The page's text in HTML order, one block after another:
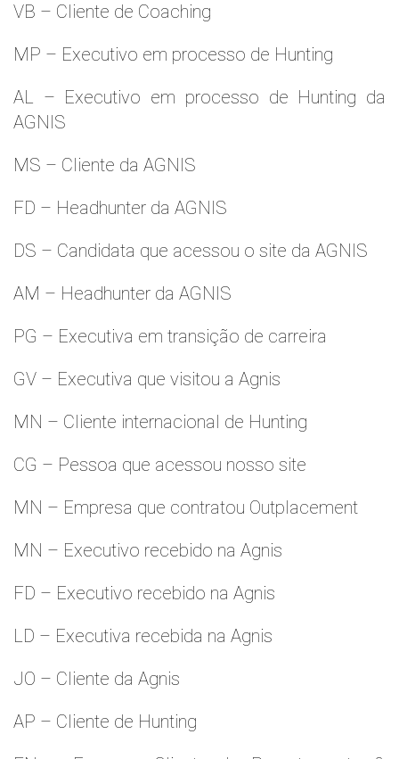
VB – Cliente de Coaching
MP – Executivo em processo de Hunting
AL – Executivo em processo de Hunting da
AGNIS
MS – Cliente da AGNIS
FD – Headhunter da AGNIS
DS – Candidata que acessou o site da AGNIS
AM – Headhunter da AGNIS
PG – Executiva em transição de carreira
GV – Executiva que visitou a Agnis
MN – Cliente internacional de Hunting
CG – Pessoa que acessou nosso site
MN – Empresa que contratou Outplacement
MN – Executivo recebido na Agnis
FD – Executivo recebido na Agnis
LD – Executiva recebida na Agnis
JO – Cliente da Agnis
AP – Cliente de Hunting